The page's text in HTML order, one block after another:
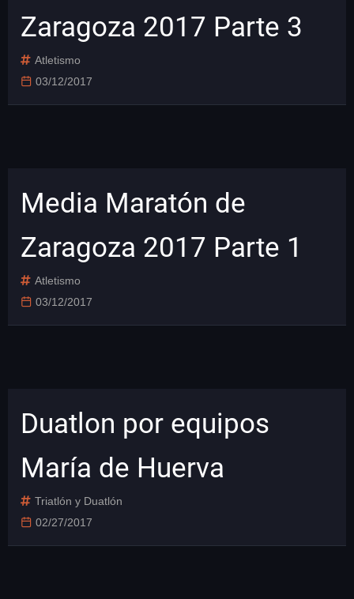
Zaragoza 2017 Parte 3
Atletismo
03/12/2017
Media Maratón de
Zaragoza 2017 Parte 1
Atletismo
03/12/2017
Duatlon por equipos
María de Huerva
Triatlón y Duatlón
02/27/2017